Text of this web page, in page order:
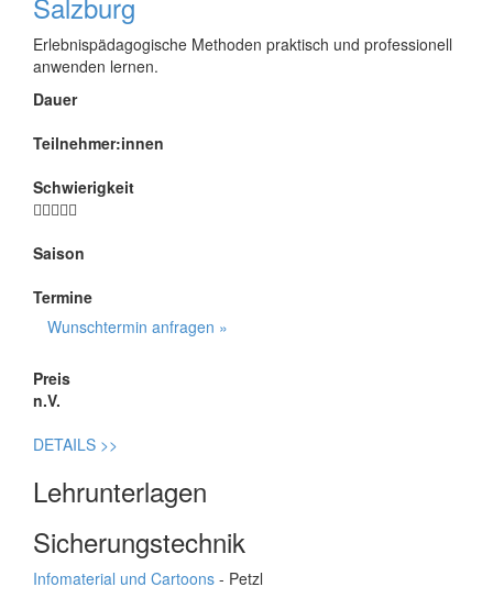
Erlebnispädagogische Methoden praktisch und professionell
anwenden lernen.
Dauer
Teilnehmer:innen
Schwierigkeit
Saison
Termine
Wunschtermin anfragen »
Preis
n.V.
DETAILS >>
Lehrunterlagen
Sicherungstechnik
Infomaterial und Cartoons - Petzl